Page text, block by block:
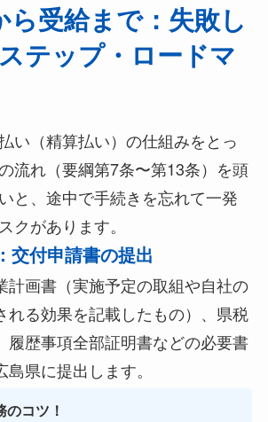
ら受給まで：失敗し
テップ・ロードマ
い（精算払い）の仕組みをとっ
流れ（要綱第7条〜第13条）を頭
と、途中で手続きを忘れて一発
クがあります。
交付申請書の提出
計画書（実施予定の取組や自社の
れる効果を記載したもの）、県税
履歴事項全部証明書などの必要書
県に提出します。
コツ！